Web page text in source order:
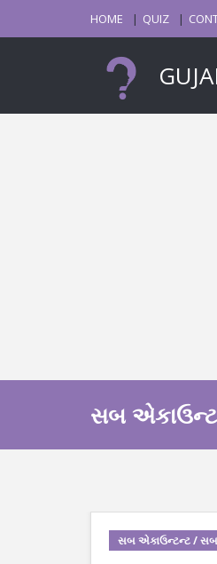
HOME QUIZ
સબ
સબ એકાઉન્ટન્ટ /